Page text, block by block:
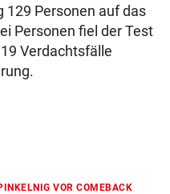
129 Personen auf das
Personen fiel der Test
Verdachtsfälle
VOR COMEBACK